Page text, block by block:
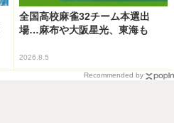
全国高校麻雀32チーム本選出
場…麻布や大阪星光、東海も
2026.8.5
Recommended by